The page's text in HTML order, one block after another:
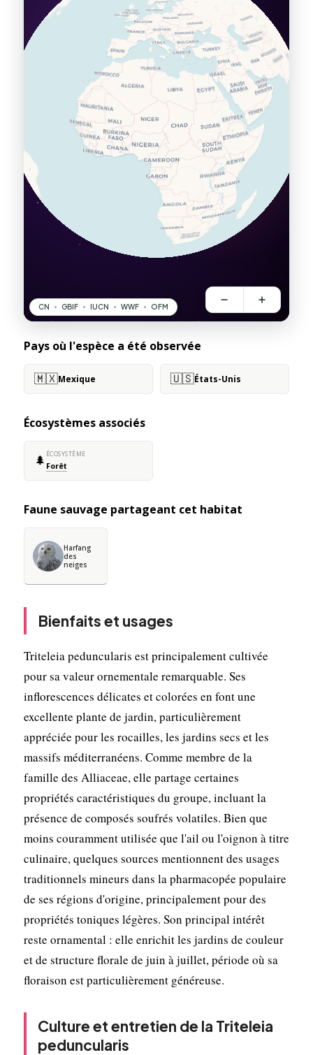
Pays où l'espèce a été observée
🇲🇽Mexique 🇺🇸États-Unis
Écosystèmes associés
🌲 ÉCOSYSTÈME
Forêt
Faune sauvage partageant cet habitat
Harfang
des
neiges
Bienfaits et usages
Triteleia peduncularis est principalement cultivée
pour sa valeur ornementale remarquable. Ses
inflorescences délicates et colorées en font une
excellente plante de jardin, particulièrement
appréciée pour les rocailles, les jardins secs et les
massifs méditerranéens. Comme membre de la
famille des Alliaceae, elle partage certaines
propriétés caractéristiques du groupe, incluant la
présence de composés soufrés volatiles. Bien que
moins couramment utilisée que l'ail ou l'oignon à titre
culinaire, quelques sources mentionnent des usages
traditionnels mineurs dans la pharmacopée populaire
de ses régions d'origine, principalement pour des
propriétés toniques légères. Son principal intérêt
reste ornamental : elle enrichit les jardins de couleur
et de structure florale de juin à juillet, période où sa
floraison est particulièrement généreuse.
Culture et entretien de la Triteleia
peduncularis